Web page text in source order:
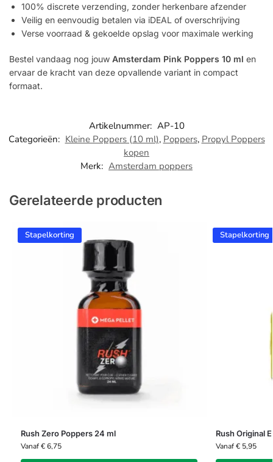
100% discrete verzending, zonder herkenbare afzender
Veilig en eenvoudig betalen via iDEAL of overschrijving
Verse voorraad & gekoelde opslag voor maximale werking
Bestel vandaag nog jouw Amsterdam Pink Poppers 10 ml en
ervaar de kracht van deze opvallende variant in compact
formaat.
Artikelnummer: AP-10
Categorieën: Kleine Poppers (10 ml), Poppers, Propyl Poppers
kopen
Merk: Amsterdam poppers
Gerelateerde producten
Stapelkorting
Rush Zero Poppers 24 ml
Vanaf€6,75
Stapelkorting
Rush Original
Vanaf€5,95